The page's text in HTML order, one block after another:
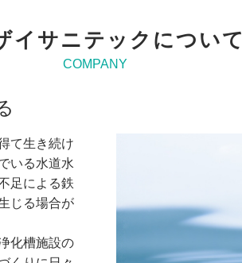
イサニテックについて
COMPANY
て生き続け
いる水道水
足による鉄
じる場合が
化槽施設の